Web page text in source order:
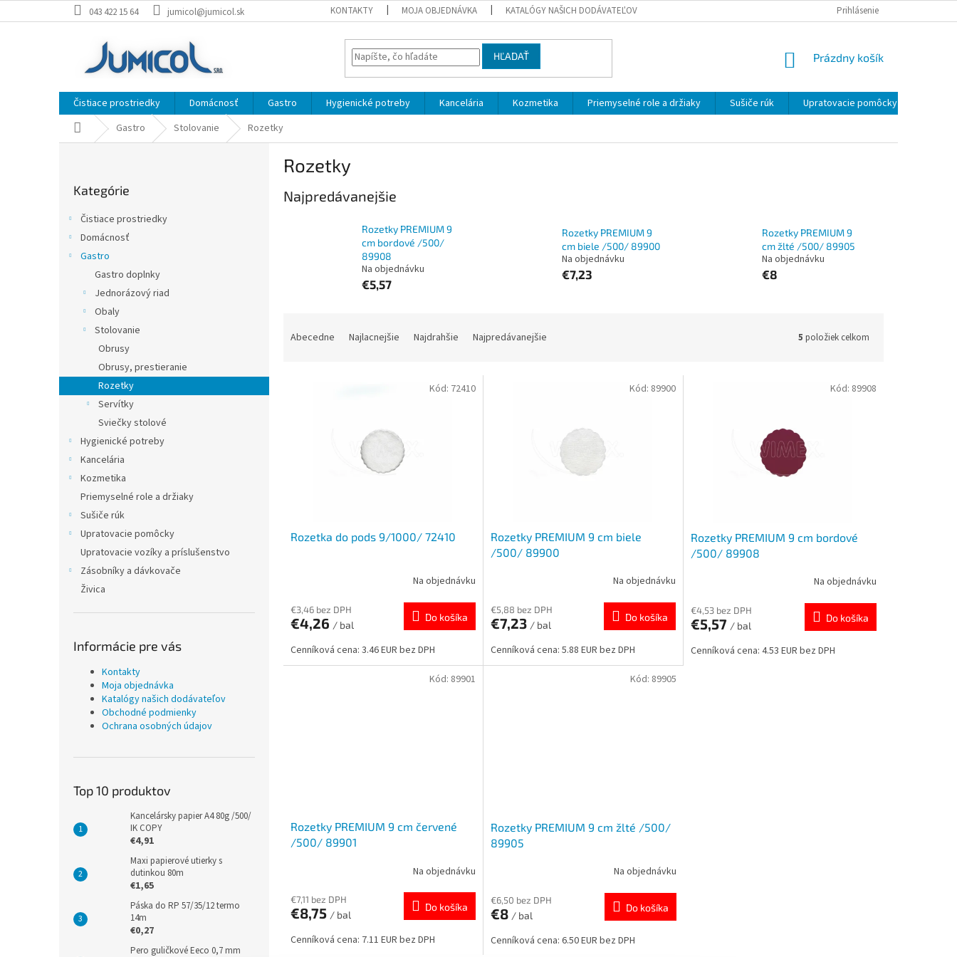
na
043 422 15 64 jumicol@jumicol.sk KONTAKTY MOJA OBJEDNÁVKA KATALÓGY NAŠICH DODÁVATEĽOV OCHRANA OSOBNÝCH ÚDAJOV
Prihlásenie
HĽADAŤ
NÁKUPNÝ
Prázdny košík
Čistiace prostriedky Domácnosť Gastro Hygienické potreby Kancelária Kozmetika Priemyselné role a držiaky Sušiče rúk Upratovacie pomôcky
Domov Gastro Stolovanie Rozetky
kategórie
Kategórie
Čistiace prostriedky
Domácnosť
Gastro
Gastro doplnky
Jednorázový riad
Obaly
Stolovanie
Obrusy
Obrusy, prestieranie
Rozetky
Servítky
Sviečky stolové
Hygienické potreby
Kancelária
Kozmetika
Priemyselné role a držiaky
Sušiče rúk
Upratovacie pomôcky
Upratovacie vozíky a príslušenstvo
Zásobníky a dávkovače
Živica
Informácie pre vás
Kontakty
Moja objednávka
Katalógy našich dodávateľov
Obchodné podmienky
Ochrana osobných údajov
Top 10 produktov
Kancelársky papier A4 80g /500/
IK COPY
€4,91
Maxi papierové utierky s
dutinkou 80m
€1,65
Páska do RP 57/35/12 termo
14m
€0,27
Pero guličkové Eeco 0,7 mm
Rozetky
Najpredávanejšie
Rozetky PREMIUM 9
cm bordové /500/
89908
Na objednávku
€5,57
Rozetky PREMIUM 9
cm biele /500/ 89900
Na objednávku
€7,23
Rozetky PREMIUM 9
cm žlté /500/ 89905
Na objednávku
€8
Abecedne Najlacnejšie Najdrahšie Najpredávanejšie 5 položiek celkom
Rozetka do pods 9/1000/ 72410
Na objednávku
€3,46 bez DPH
€4,26 / bal
Do košíka
Cenníková cena: 3.46 EUR bez DPH
Kód: 72410
Rozetky PREMIUM 9 cm biele
/500/ 89900
Na objednávku
€5,88 bez DPH
€7,23 / bal
Do košíka
Cenníková cena: 5.88 EUR bez DPH
Kód: 89900
Rozetky PREMIUM 9 cm bordové
/500/ 89908
Na objednávku
€4,53 bez DPH
€5,57 / bal
Do košíka
Cenníková cena: 4.53 EUR bez DPH
Kód: 89908
Rozetky PREMIUM 9 cm červené
/500/ 89901
Na objednávku
€7,11 bez DPH
€8,75 / bal
Do košíka
Cenníková cena: 7.11 EUR bez DPH
Kód: 89901
Rozetky PREMIUM 9 cm žlté /500/
89905
Na objednávku
€6,50 bez DPH
€8 / bal
Do košíka
Cenníková cena: 6.50 EUR bez DPH
Kód: 89905